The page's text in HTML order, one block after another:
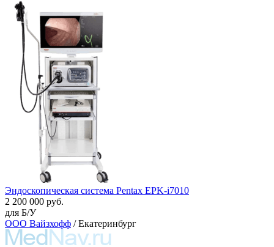
Эндоскопическая система Pentax EPK-i7010
2 200 000 руб.
для Б/У
ООО Вайзхофф / Екатеринбург